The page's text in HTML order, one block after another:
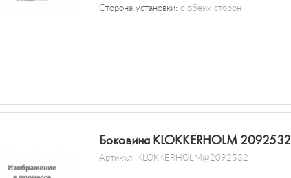
Сторона установки: с обеих сторон
Боковина KLOKKERHOLM 2092532
Артикул: KLOKKERHOLM@2092532